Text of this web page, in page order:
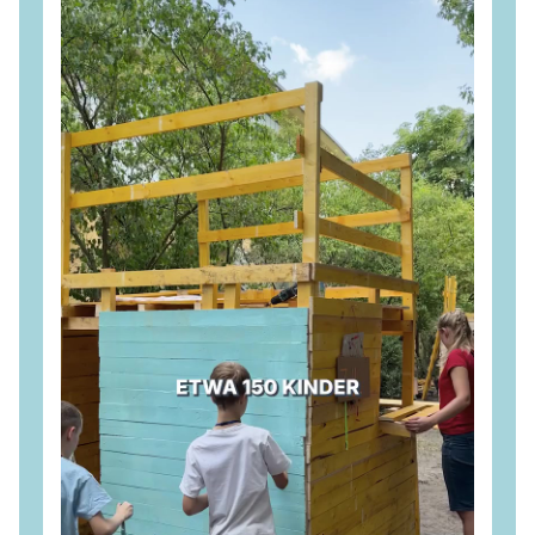
Wir setzen uns dafür ein, dass dieser Wandel sozial
verträglich, wirtschaftlich tragfähig und mit klarer
Perspektive für die Beschäftigten gestaltet wird. 💪
#CDU#Brandenburg#Lausitz #Wirtschaft
Industrie
#Energie